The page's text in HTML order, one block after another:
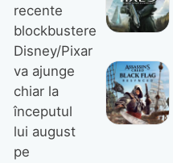
recente
blockbustere
Disney/Pixar
va ajunge
chiar la
începutul
lui august
pe